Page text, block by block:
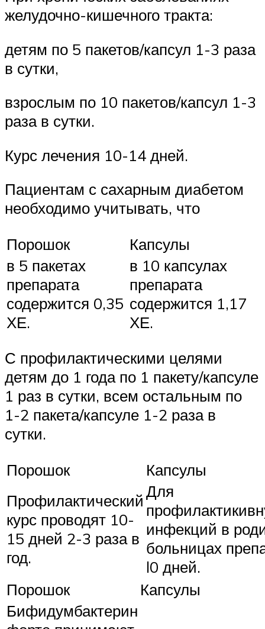
желудочно-кишечного тракта:
детям по 5 пакетов/капсул 1-3 раза
в сутки,
взрослым по 10 пакетов/капсул 1-3
раза в сутки.
Курс лечения 10-14 дней.
Пациентам с сахарным диабетом
необходимо учитывать, что
Порошок
Капсулы
в 5 пакетах
препарата
содержится 0,35
ХЕ.
в 10 капсулах
препарата
содержится 1,17
ХЕ.
С профилактическими целями
детям до 1 года по 1 пакету/капсуле
1 раз в сутки, всем остальным по
1-2 пакета/капсуле 1-2 раза в
сутки.
Порошок
Капсулы
Профилактический
курс проводят 10-
15 дней 2-3 раза в
год.
Для
инфекций в
больницах
l0 дней.
Порошок
Капсулы
Бифидумбактерин